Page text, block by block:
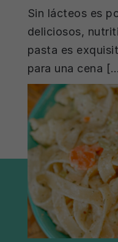
Sin lácteos es
deliciosos,
pasta es
para una cena